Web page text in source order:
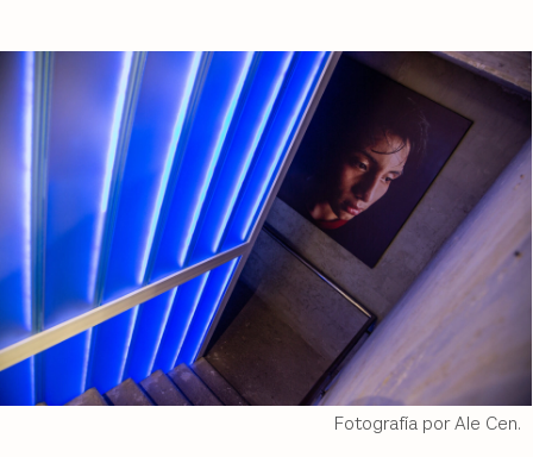
Fotografía por Ale Cen.